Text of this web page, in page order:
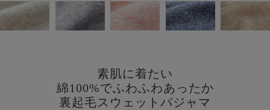
素肌に着たい
綿100%でふわふわあったか
裏起毛スウェットパジャマ